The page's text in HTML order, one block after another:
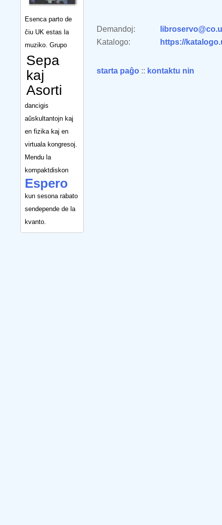
Esenca parto de
ĉiu UK estas la
muziko. Grupo
Sepa
kaj
Asorti
dancigis
aŭskultantojn kaj
en fizika kaj en
virtuala kongresoj.
Mendu la
kompaktdiskon
Espero
kun sesona rabato
sendepende de la
kvanto.
Demandoj:
Katalogo:
https://
starta paĝo :: kontaktu nin